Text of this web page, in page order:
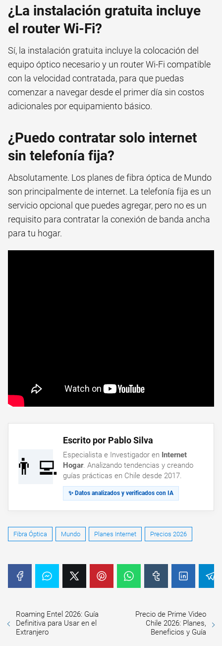
¿La instalación gratuita incluye
el router Wi-Fi?
Sí, la instalación gratuita incluye la colocación del
equipo óptico necesario y un router Wi-Fi compatible
con la velocidad contratada, para que puedas
comenzar a navegar desde el primer día sin costos
adicionales por equipamiento básico.
¿Puedo contratar solo internet
sin telefonía fija?
Absolutamente. Los planes de fibra óptica de Mundo
son principalmente de internet. La telefonía fija es un
servicio opcional que puedes agregar, pero no es un
requisito para contratar la conexión de banda ancha
para tu hogar.
👨‍💻
Escrito por Pablo Silva
Especialista e Investigador en Internet
Hogar. Analizando tendencias y creando
guías prácticas en Chile desde 2017.
✨ Datos analizados y verificados con IA
Fibra Óptica Mundo Planes Internet Precios 2026
Roaming Entel 2026: Guía
Definitiva para Usar en el
Extranjero
Precio de Prime Video
Chile 2026: Planes,
Beneficios y Guía